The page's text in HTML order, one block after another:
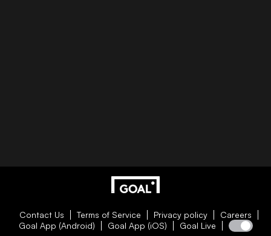
Contact Us Terms of Service Privacy policy
Careers
Goal App (Android)
Goal App (iOS) Goal Live